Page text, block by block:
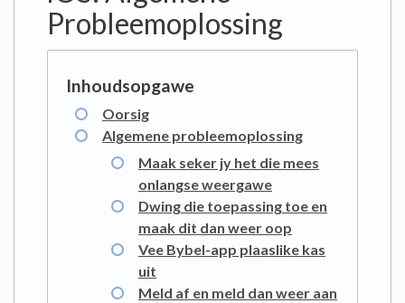
Probleemoplossing
Oorsig
Algemene probleemoplossing
Maak seker jy het die mees
onlangse weergawe
Dwing die toepassing toe en
maak dit dan weer oop
Vee Bybel-app plaaslike kas
uit
Meld af en meld dan weer aan